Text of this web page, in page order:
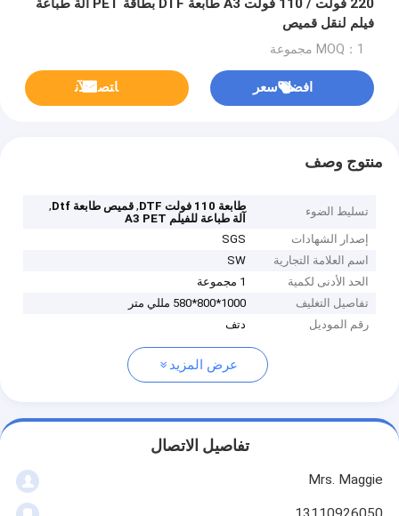
220 فولت / 110 فولت A3 طابعة DTF بطاقة PET آلة طباعة
فيلم لنقل قميص
MOQ：1 مجموعة
افضل سعر ﺎﺘﺼﻟ ﺍﻶﻧ
منتوج وصف
تسليط الضوء طابعة 110 فولت DTF ,قميص طابعة Dtf
,
آلة طباعة للفيلم A3 PET
إصدار الشهادات
SGS
اسم العلامة التجارية
SW
الحد الأدنى لكمية
1 مجموعة
تفاصيل التغليف
1000*800*580 مللي متر
رقم الموديل
دتف
عرض المزيد
تفاصيل الاتصال
Mrs. Maggie